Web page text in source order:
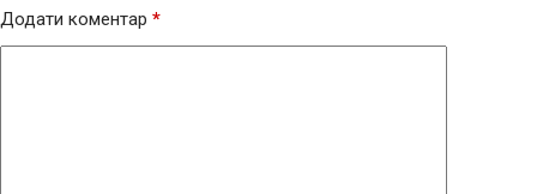
Додати коментар *